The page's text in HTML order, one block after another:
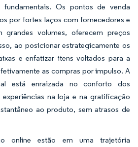
fundamentais. Os pontos de venda
por fortes laços com fornecedores e
volumes, oferecem preços
ao posicionar estrategicamente os
e enfatizar itens voltados para a
as compras por impulso. A
está enraizada no conforto dos
na loja e na gratificação
ao produto, sem atrasos de
online estão em uma trajetória